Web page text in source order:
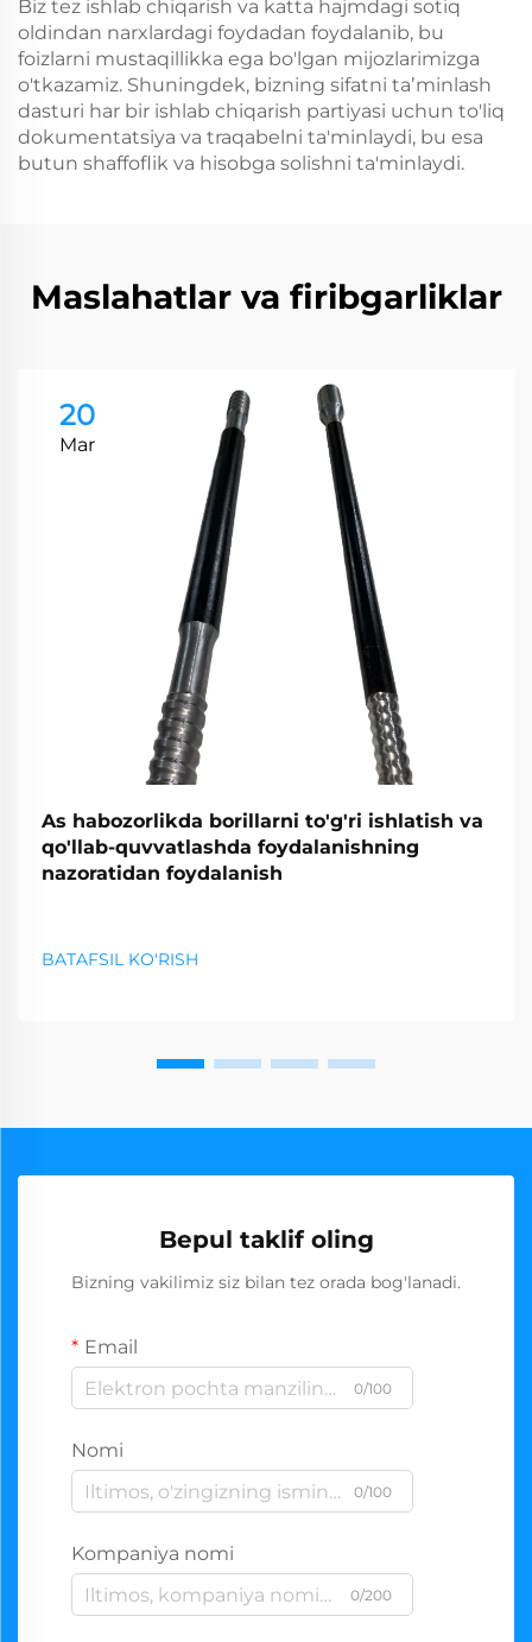
Biz tez ishlab chiqarish va katta hajmdagi sotiq
oldindan narxlardagi foydadan foydalanib, bu
foizlarni mustaqillikka ega bo'lgan mijozlarimizga
o'tkazamiz. Shuningdek, bizning sifatni taʼminlash
dasturi har bir ishlab chiqarish partiyasi uchun to'liq
dokumentatsiya va traqabelni ta'minlaydi, bu esa
butun shaffoflik va hisobga solishni ta'minlaydi.
Maslahatlar va firibgarliklar
20
Mar
As habozorlikda borillarni to'g'ri ishlatish va
qo'llab-quvvatlashda foydalanishning
nazoratidan foydalanish
BATAFSIL KO'RISH
Bepul taklif oling
Bizning vakilimiz siz bilan tez orada bog'lanadi.
Email
0/100
Nomi
0/100
Kompaniya nomi
0/200